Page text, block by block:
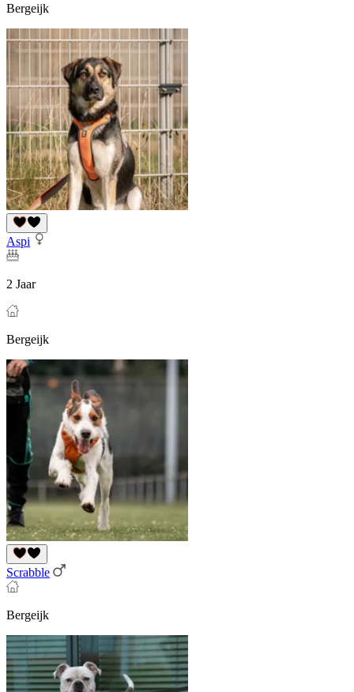
Bergeijk
Aspi
2 Jaar
Bergeijk
Scrabble
Bergeijk